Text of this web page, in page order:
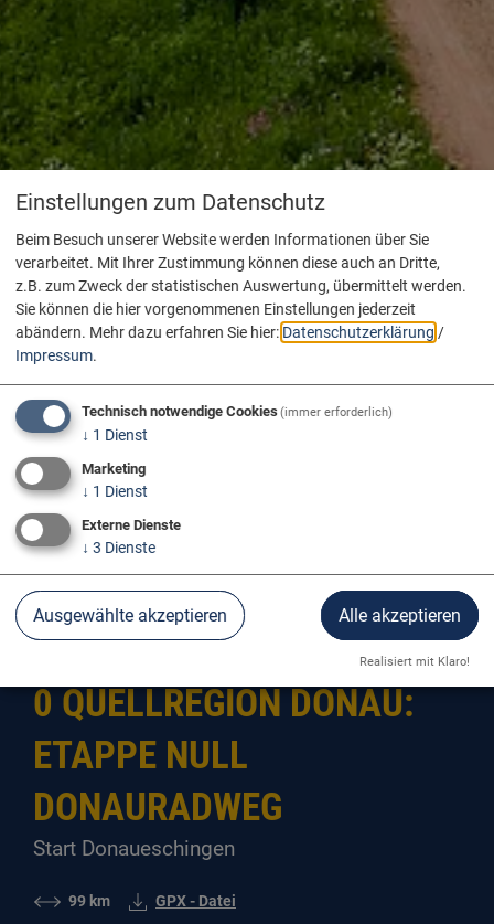
Tagestouren am Donauradweg
Der Donauradweg
0 QUELLREGION DONAU:
ETAPPE NULL
DONAURADWEG
Start Donaueschingen
99 km GPX - Datei
Einstellungen zum Datenschutz
Beim Besuch unserer Website werden Informationen über Sie
verarbeitet. Mit Ihrer Zustimmung können diese auch an Dritte,
z.B. zum Zweck der statistischen Auswertung, übermittelt werden.
Sie können die hier vorgenommenen Einstellungen jederzeit
abändern. Mehr dazu erfahren Sie hier: Datenschutzerklärung /
Impressum.
Technisch notwendige Cookies(immer erforderlich)
↓ 1 Dienst
Marketing
↓ 1 Dienst
Externe Dienste
↓ 3 Dienste
Ausgewählte akzeptieren Alle akzeptieren
Realisiert mit Klaro!